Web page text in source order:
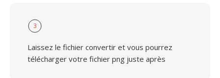
3
Laissez le fichier convertir et vous pourrez
télécharger votre fichier png juste après